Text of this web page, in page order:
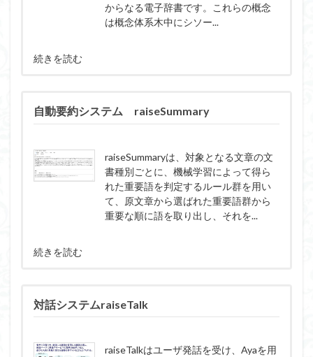
からなる電子辞書です。これらの概念
は概念体系木中にシソー...
続きを読む
自動要約システム raiseSummary
raiseSummaryは、対象となる文章の文
書種別ごとに、機械学習によって得ら
れた重要語を判定するルール群を用い
て、原文章から選ばれた重要語群から
重要な順に語を取り出し、それを...
続きを読む
対話システムraiseTalk
raiseTalkはユーザ発話を受け、Ayaを用